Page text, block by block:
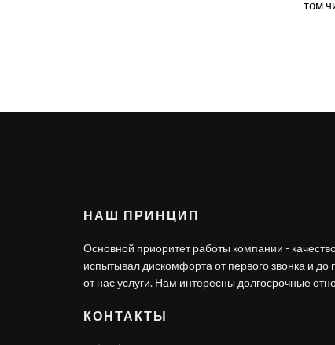
том
НАШ ПРИНЦИП
Основной приоритет работы компании -
испытывал дискомфорта от первого звонка и
от нас услуги. Нам интересны долгосрочные
КОНТАКТЫ